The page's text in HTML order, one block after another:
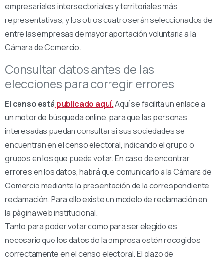
empresariales intersectoriales y territoriales más
representativas, y los otros cuatro serán seleccionados de
entre las empresas de mayor aportación voluntaria a la
Cámara de Comercio.
Consultar datos antes de las
elecciones para corregir errores
El censo está publicado aquí.Aquí se facilita un enlace a
un motor de búsqueda online, para que las personas
interesadas puedan consultar si sus sociedades se
encuentran en el censo electoral, indicando el grupo o
grupos en los que puede votar. En caso de encontrar
errores en los datos, habrá que comunicarlo a la Cámara de
Comercio mediante la presentación de la correspondiente
reclamación. Para ello existe un modelo de reclamación en
la página web institucional.
Tanto para poder votar como para ser elegido es
necesario que los datos de la empresa estén recogidos
correctamente en el censo electoral. El plazo de